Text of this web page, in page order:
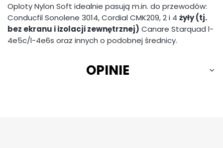
Oploty Nylon Soft idealnie pasują m.in. do przewodów:
Conducfil Sonolene 3014, Cordial CMK209, 2 i 4 żyły (tj.
bez ekranu i izolacji zewnętrznej) Canare Starquad l-
4e5c/l-4e6s oraz innych o podobnej średnicy.
OPINIE